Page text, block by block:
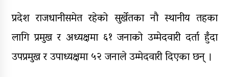
प्रदेश राजधानीसमेत रहेको सुर्खेतका नौ स्थानीय तहका
लागि प्रमुख र अध्यक्षमा ६१ जनाको उम्मेदवारी दर्ता हुँदा
उपप्रमुख र उपाध्यक्षमा ५२ जनाले उम्मेदवारी दिएका छन् ।